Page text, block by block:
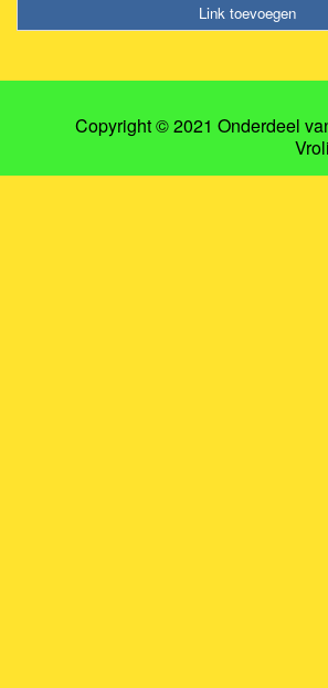
Link toevoegen
Copyright © 2021 Onderdeel